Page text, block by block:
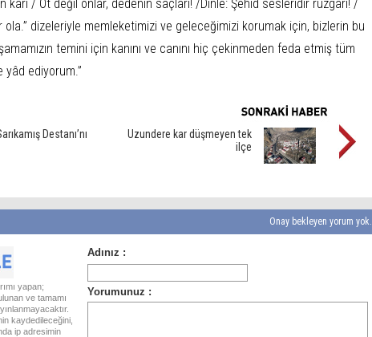
karı / Ot değil onlar, dedenin saçları! /Dinle: Şehîd sesleridir rüzgârı! /
dizeleriyle memleketimizi ve geleceğimizi korumak için, bizlerin bu
temini için kanını ve canını hiç çekinmeden feda etmiş tüm
yâd ediyorum.”
Destanı’nı
Uzundere kar düşmeyen tek
ilçe
Onay bekleyen yorum yok.
yapan;
ve tamamı
kaydedileceğini,
ip adresimin